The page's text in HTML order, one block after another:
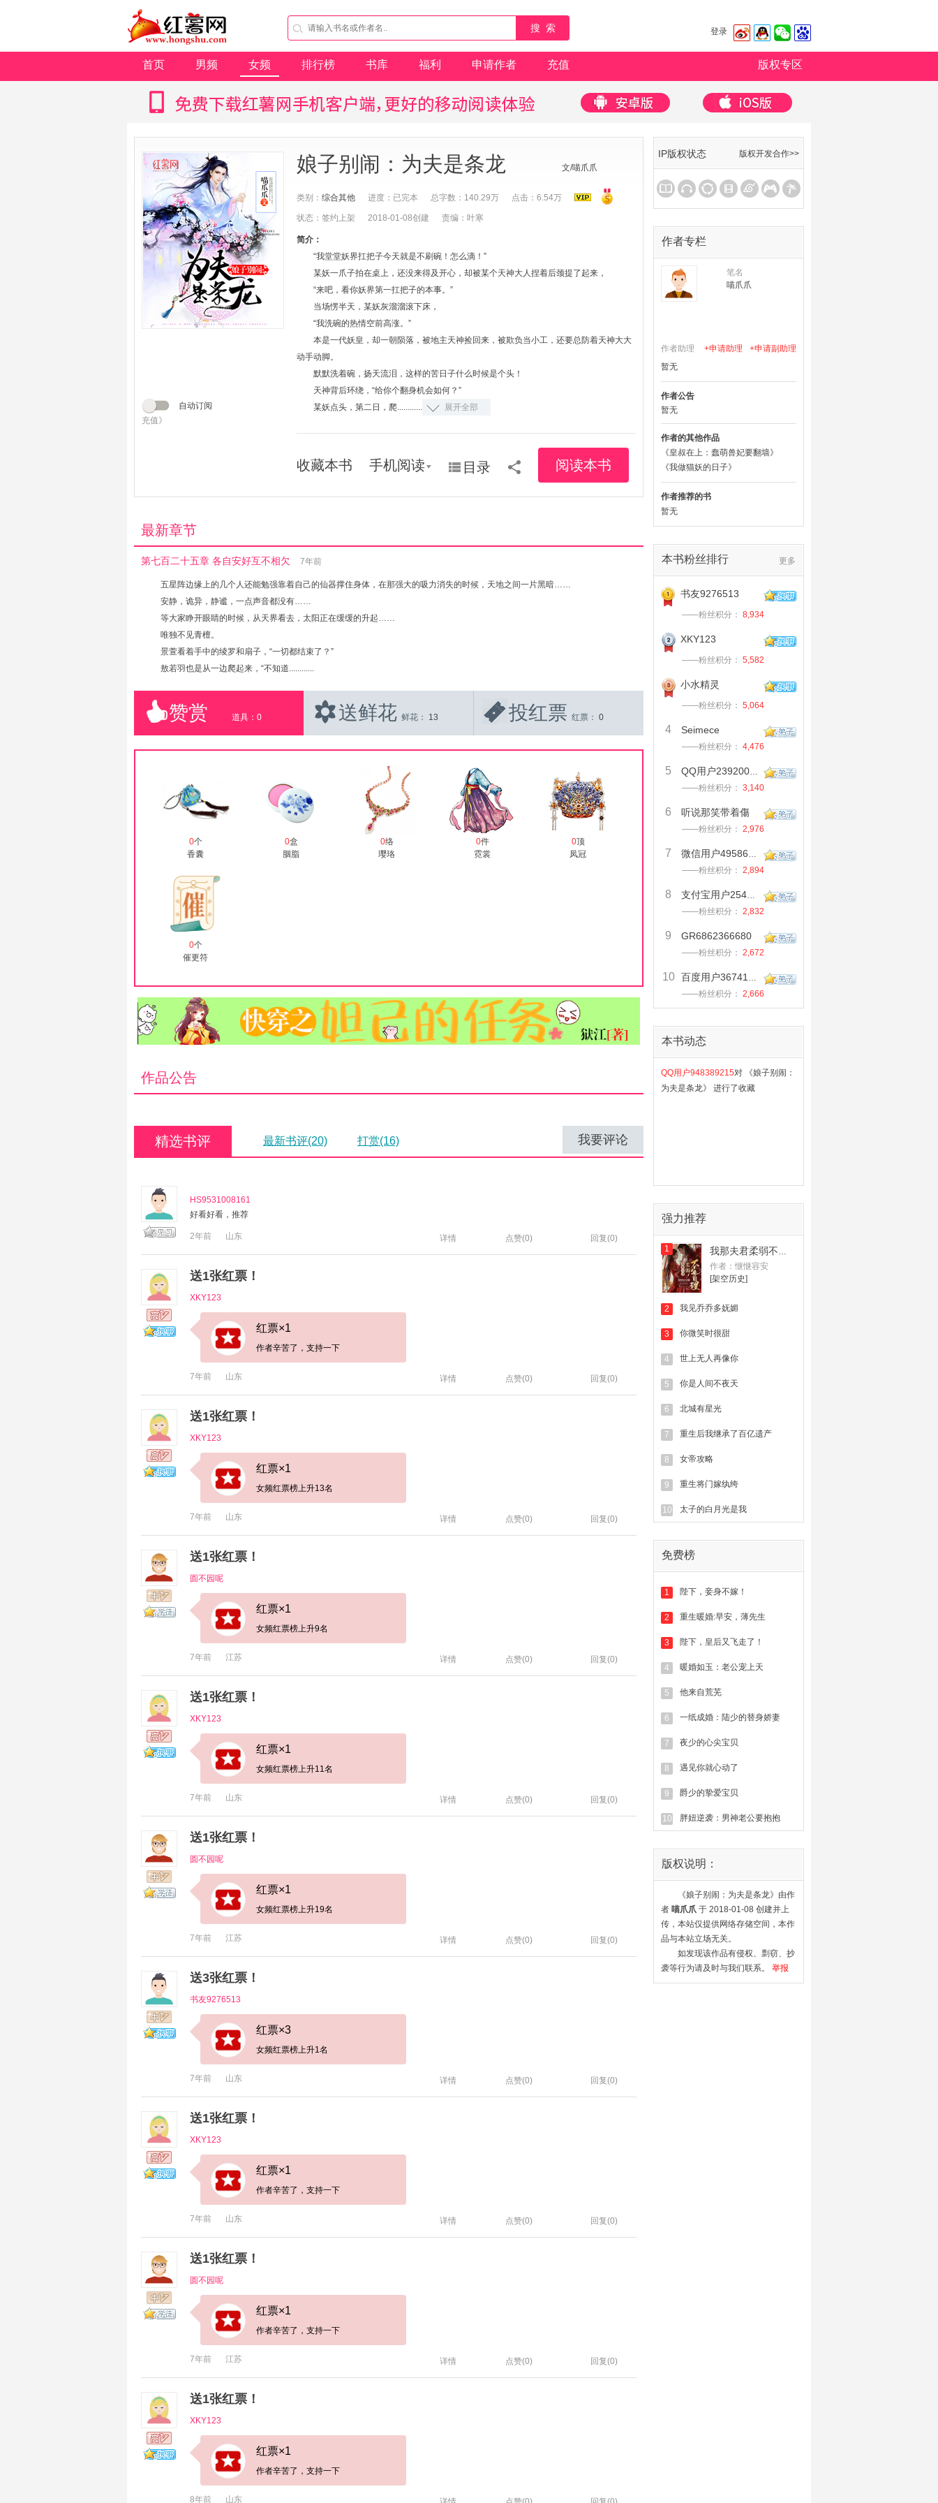
搜 索 登录
首页 男频 女频 排行榜 书库 福利 申请作者 充值 版权专区
自动订阅
充值》
娘子别闹：为夫是条龙 文/喵爪爪
类别： 综合其他 进度：已完本 总字数：140.29万 点击：6.54万
状态：签约上架 2018-01-08创建 责编：叶寒
简介：
“我堂堂妖界扛把子今天就是不刷碗！怎么滴！”
某妖一爪子拍在桌上，还没来得及开心，却被某个天神大人捏着后颈提了起来，
“来吧，看你妖界第一扛把子的本事。”
当场愣半天，某妖灰溜溜滚下床，
“我洗碗的热情空前高涨。”
本是一代妖皇，却一朝陨落，被地主天神捡回来，被欺负当小工，还要总防着天神大大
动手动脚。
默默洗着碗，扬天流泪，这样的苦日子什么时候是个头！
天神背后环绕，“给你个翻身机会如何？”
某妖点头，第二日，爬............
展开全部
收藏本书 手机阅读 目录 阅读本书
最新章节
第七百二十五章 各自安好互不相欠 7年前
五星阵边缘上的几个人还能勉强靠着自己的仙器撑住身体，在那强大的吸力消失的时候，天地之间一片黑暗……
安静，诡异，静谧，一点声音都没有……
等大家睁开眼睛的时候，从天界看去，太阳正在缓缓的升起……
唯独不见青檀。
景萱看着手中的绫罗和扇子，“一切都结束了？”
敖若羽也是从一边爬起来，“不知道............
赞赏 道具： 0 送鲜花 鲜花： 13 投红票 红票： 0
0个
香囊
0盒
胭脂
0络
璎珞
0件
霓裳
0顶
凤冠
0个
催更符
作品公告
精选书评 最新书评(20) 打赏(16) 我要评论
HS9531008161
好看好看，推荐
2年前 山东 详情 点赞(0) 回复(0)
送1张红票！
XKY123
红票×1
作者辛苦了，支持一下
7年前 山东 详情 点赞(0) 回复(0)
送1张红票！
XKY123
红票×1
女频红票榜上升13名
7年前 山东 详情 点赞(0) 回复(0)
送1张红票！
圆不园呢
红票×1
女频红票榜上升9名
7年前 江苏 详情 点赞(0) 回复(0)
送1张红票！
XKY123
红票×1
女频红票榜上升11名
7年前 山东 详情 点赞(0) 回复(0)
送1张红票！
圆不园呢
红票×1
女频红票榜上升19名
7年前 江苏 详情 点赞(0) 回复(0)
送3张红票！
书友9276513
红票×3
女频红票榜上升1名
7年前 山东 详情 点赞(0) 回复(0)
送1张红票！
XKY123
红票×1
作者辛苦了，支持一下
7年前 山东 详情 点赞(0) 回复(0)
送1张红票！
圆不园呢
红票×1
作者辛苦了，支持一下
7年前 江苏 详情 点赞(0) 回复(0)
送1张红票！
XKY123
红票×1
作者辛苦了，支持一下
8年前 山东
IP版权状态 版权开发合作>>
作者专栏
笔名
喵爪爪
作者助理 +申请副助理
+申请助理
暂无
作者公告
暂无
作者的其他作品
《皇叔在上：蠢萌兽妃要翻墙》
《我做猫妖的日子》
作者推荐的书
暂无
本书粉丝排行 更多
书友9276513
——粉丝积分： 8,934
XKY123
——粉丝积分： 5,582
小水精灵
——粉丝积分： 5,064
4 Seimece
——粉丝积分： 4,476
5 QQ用户239200362
——粉丝积分： 3,140
6 听说那笑带着傷
——粉丝积分： 2,976
7 微信用户495862729
——粉丝积分： 2,894
8 支付宝用户254968060
——粉丝积分： 2,832
9 GR6862366680
——粉丝积分： 2,672
10 百度用户367418511
——粉丝积分： 2,666
本书动态
QQ用户948389215对 《娘子别闹：
为夫是条龙》 进行了收藏
强力推荐
1
我那夫君柔弱不能自理
作者：惬惬容安
[架空历史]
2 我见乔乔多妩媚
3 你微笑时很甜
4 世上无人再像你
5 你是人间不夜天
6 北城有星光
7 重生后我继承了百亿遗产
8 女帝攻略
9 重生将门嫁纨绔
10 太子的白月光是我
免费榜
1 陛下，妾身不嫁！
2 重生暖婚:早安，薄先生
3 陛下，皇后又飞走了！
4 暖婚如玉：老公宠上天
5 他来自荒芜
6 一纸成婚：陆少的替身娇妻
7 夜少的心尖宝贝
8 遇见你就心动了
9 爵少的挚爱宝贝
10 胖妞逆袭：男神老公要抱抱
版权说明：
《娘子别闹：为夫是条龙》由作
者 喵爪爪 于 2018-01-08 创建并上
传，本站仅提供网络存储空间，本作
品与本站立场无关。
如发现该作品有侵权、剽窃、抄
袭等行为请及时与我们联系。 举报